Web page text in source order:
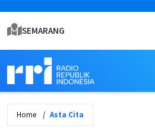
SEMARANG
Home Asta Cita